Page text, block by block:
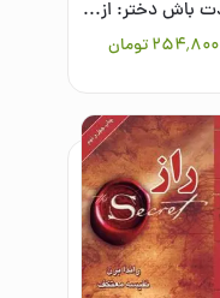
خودت باش دختر: از باور کردن دروغ‌هایی که درباره‌تان گفته می‌شود دست بردارید تا تبدیل به همان کسی شوید که واقعا هستید
۲۵۴٬۸۰۰تومان